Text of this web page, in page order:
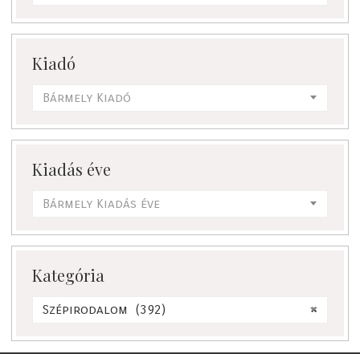
Kiadó
Bármely Kiadó
Kiadás éve
Bármely Kiadás éve
Kategória
×
Szépirodalom (392)